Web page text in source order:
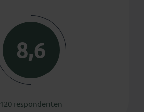
8,6
120 respondenten